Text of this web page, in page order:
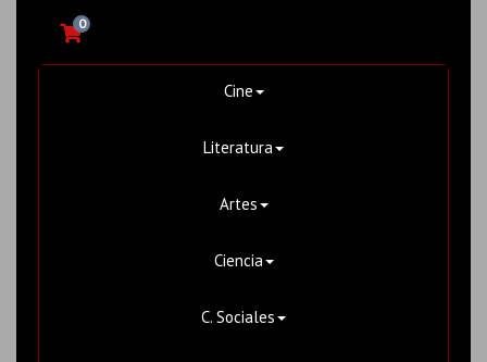
0
Cine
Literatura
Artes
Ciencia
C. Sociales